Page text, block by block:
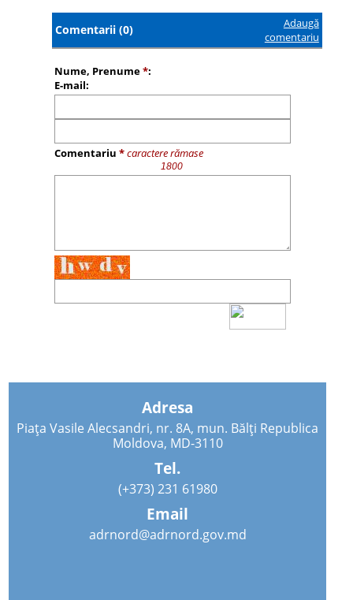
Comentarii (0)
Adaugă
comentariu
Nume, Prenume*:
E-mail:
Comentariu *caractere rămase
Adresa
Piața Vasile Alecsandri, nr. 8A, mun. Bălți Republica
Moldova, MD-3110
Tel.
(+373) 231 61980
Email
adrnord@adrnord.gov.md